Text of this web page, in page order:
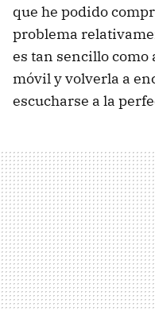
que he podido
problema
es tan sencillo como
móvil y volverla a
escucharse a la